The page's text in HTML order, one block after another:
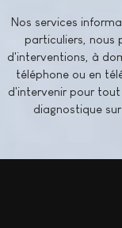
Nos services
particuliers, nous
d'interventions, à
téléphone ou en
d'intervenir pour
diagnostique